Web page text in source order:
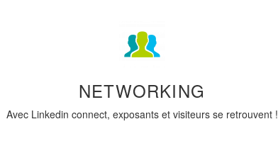
NETWORKING
Avec Linkedin connect, exposants et visiteurs se retrouvent !